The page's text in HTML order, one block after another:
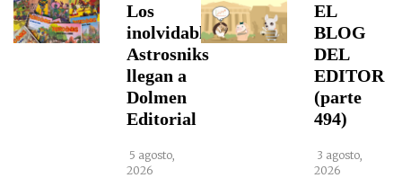
Los
inolvidables
Astrosniks
llegan a
Dolmen
Editorial
5 agosto,
2026
EL
BLOG
DEL
EDITOR
(parte
494)
3 agosto,
2026